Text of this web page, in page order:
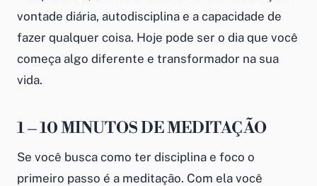
vontade diária, autodisciplina e a capacidade de
fazer qualquer coisa. Hoje pode ser o dia que você
começa algo diferente e transformador na sua
vida.
1 – 10 MINUTOS DE MEDITAÇÃO
Se você busca como ter disciplina e foco o
primeiro passo é a meditação. Com ela você